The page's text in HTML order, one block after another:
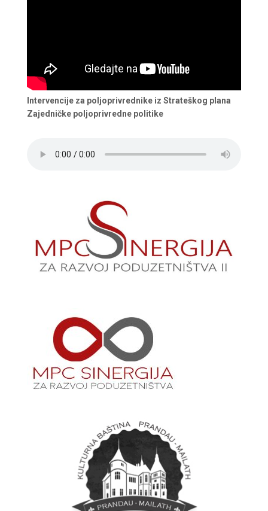
Intervencije za poljoprivrednike iz Strateškog plana
Zajedničke poljoprivredne politike